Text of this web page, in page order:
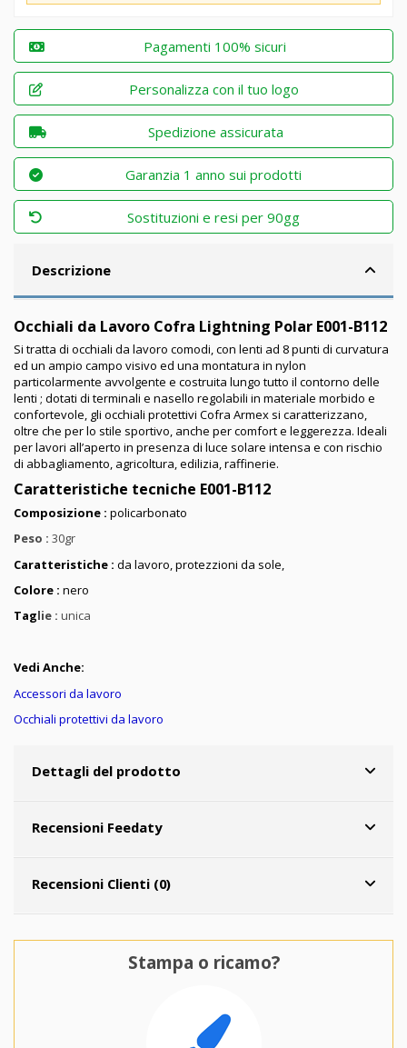
Pagamenti 100% sicuri
Personalizza con il tuo logo
Spedizione assicurata
Garanzia 1 anno sui prodotti
Sostituzioni e resi per 90gg
Descrizione
Occhiali da Lavoro Cofra Lightning Polar E001-B112
Si tratta di occhiali da lavoro comodi, con lenti ad 8 punti di curvatura
ed un ampio campo visivo ed una montatura in nylon
particolarmente avvolgente e costruita lungo tutto il contorno delle
lenti ; dotati di terminali e nasello regolabili in materiale morbido e
confortevole, gli occhiali protettivi Cofra Armex si caratterizzano,
oltre che per lo stile sportivo, anche per comfort e leggerezza. Ideali
per lavori all’aperto in presenza di luce solare intensa e con rischio
di abbagliamento, agricoltura, edilizia, raffinerie.
Caratteristiche tecniche E001-B112
Composizione : policarbonato
Peso : 30gr
Caratteristiche : da lavoro, protezzioni da sole,
Colore : nero
Taglie : unica
Vedi Anche:
Accessori da lavoro
Occhiali protettivi da lavoro
Dettagli del prodotto
Recensioni Feedaty
Recensioni Clienti (0)
Stampa o ricamo?